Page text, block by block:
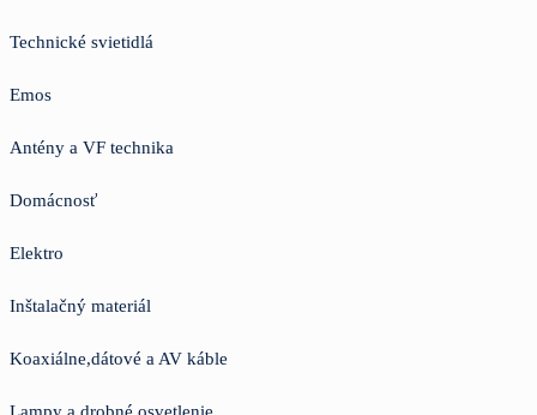
Technické svietidlá
Emos
Antény a VF technika
Domácnosť
Elektro
Inštalačný materiál
Koaxiálne,dátové a AV káble
Lampy a drobné osvetlenie